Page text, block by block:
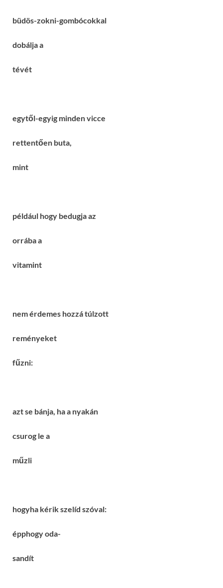
büdös-zokni-gombócokkal
dobálja a
tévét
egytől-egyig minden vicce
rettentően buta,
mint
például hogy bedugja az
orrába a
vitamint
nem érdemes hozzá túlzott
reményeket
fűzni:
azt se bánja, ha a nyakán
csurog le a
műzli
hogyha kérik szelíd szóval:
épphogy oda-
sandít